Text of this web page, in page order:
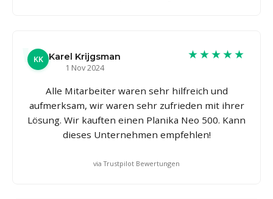
KK Karel Krijgsman
1 Nov 2024
★★★★★
Alle Mitarbeiter waren sehr hilfreich und
aufmerksam, wir waren sehr zufrieden mit ihrer
Lösung. Wir kauften einen Planika Neo 500. Kann
dieses Unternehmen empfehlen!
via Trustpilot Bewertungen